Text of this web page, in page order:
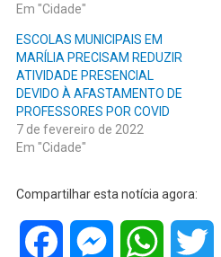
Em "Cidade"
ESCOLAS MUNICIPAIS EM
MARÍLIA PRECISAM REDUZIR
ATIVIDADE PRESENCIAL
DEVIDO À AFASTAMENTO DE
PROFESSORES POR COVID
7 de fevereiro de 2022
Em "Cidade"
Compartilhar esta notícia agora:
Facebook MessengerWhatsApp